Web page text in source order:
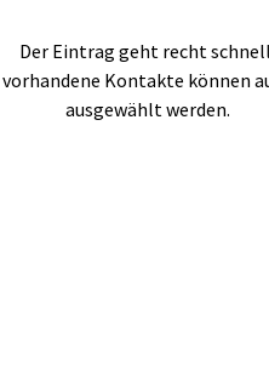
Der Eintrag geht recht
vorhandene Kontakte können
ausgewählt werden.